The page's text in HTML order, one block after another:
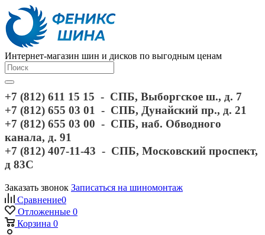
Интернет-магазин шин и дисков по выгодным ценам
+7 (812) 611 15 15 - СПБ, Выборгское ш., д. 7
+7 (812) 655 03 01 - СПБ, Дунайский пр., д. 21
+7 (812) 655 03 00 - СПБ, наб. Обводного
канала, д. 91
+7 (812) 407-11-43 - СПБ, Московский проспект,
д 83С
Заказать звонок Записаться на шиномонтаж
Сравнение0
Отложенные 0
Корзина 0